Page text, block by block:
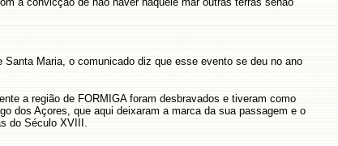
Maria, o comunicado diz que esse evento se deu no ano
a região de FORMIGA foram desbravados e tiveram como
dos Açores, que aqui deixaram a marca da sua passagem e o
do Século XVIII.